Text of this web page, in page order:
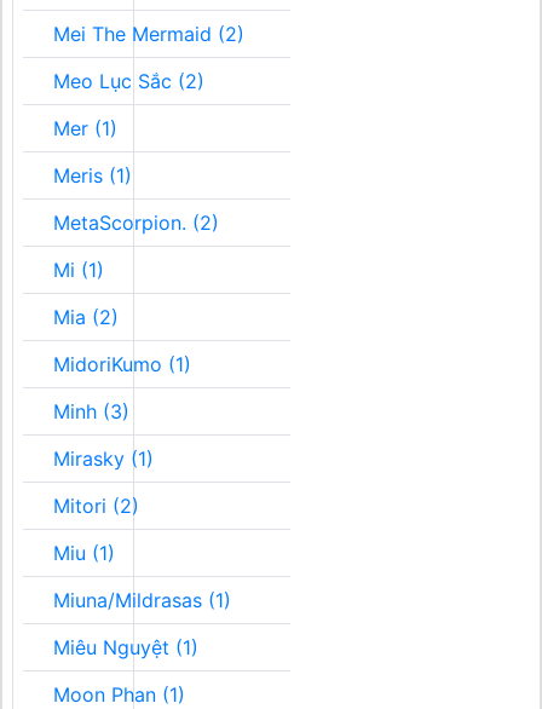
Mei The Mermaid (2)
Meo Lục Sắc (2)
Mer (1)
Meris (1)
MetaScorpion. (2)
Mi (1)
Mia (2)
MidoriKumo (1)
Minh (3)
Mirasky (1)
Mitori (2)
Miu (1)
Miuna/Mildrasas (1)
Miêu Nguyệt (1)
Moon Phan (1)